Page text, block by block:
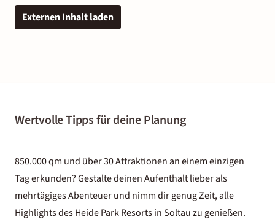
Externen Inhalt laden
Wertvolle Tipps für deine Planung
850.000 qm und über 30 Attraktionen an einem einzigen
Tag erkunden? Gestalte deinen Aufenthalt lieber als
mehrtägiges Abenteuer und nimm dir genug Zeit, alle
Highlights des Heide Park Resorts in Soltau zu genießen.